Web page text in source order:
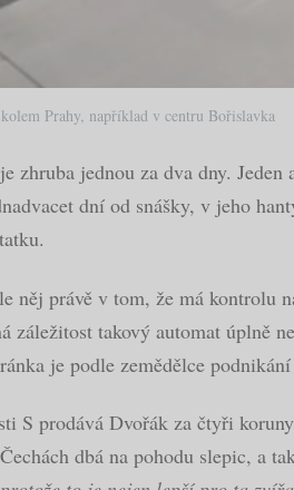
Prahy, například v centru Bořislavka
zhruba jednou za dva dny.
dní od snášky, v jeho
něj právě v tom, že má kontrolu
záležitost takový automat úplně
je podle zemědělce
S prodává Dvořák za čtyři
dbá na pohodu slepic, a